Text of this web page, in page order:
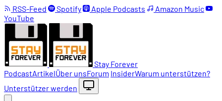
RSS-Feed Spotify Apple Podcasts
Amazon Music
YouTube
Stay Forever
PodcastArtikelÜber unsForum InsiderWarum unterstützen?
Unterstützer werden